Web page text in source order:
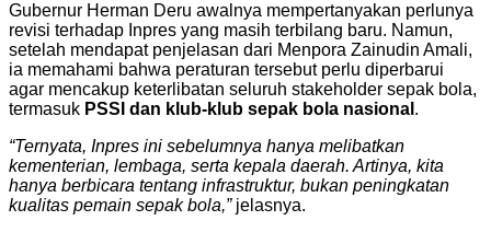
Gubernur Herman Deru awalnya mempertanyakan perlunya
revisi terhadap Inpres yang masih terbilang baru. Namun,
setelah mendapat penjelasan dari Menpora Zainudin Amali,
ia memahami bahwa peraturan tersebut perlu diperbarui
agar mencakup keterlibatan seluruh stakeholder sepak bola,
termasuk PSSI dan klub-klub sepak bola nasional .
“Ternyata, Inpres ini sebelumnya hanya melibatkan
kementerian, lembaga, serta kepala daerah. Artinya, kita
hanya berbicara tentang infrastruktur, bukan peningkatan
kualitas pemain sepak bola,”jelasnya.